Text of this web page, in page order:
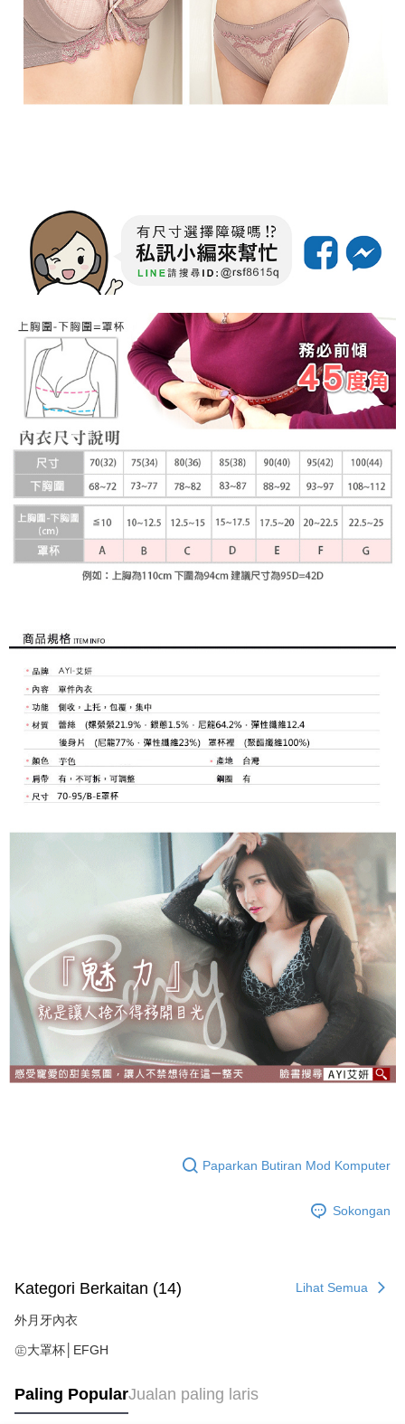
Paparkan Butiran Mod Komputer
Sokongan
Kategori Berkaitan (14) Lihat Semua
外月牙內衣
㊣大罩杯│EFGH
Paling PopularJualan paling laris